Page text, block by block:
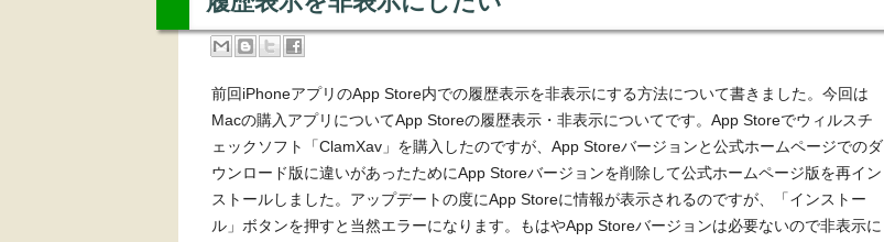
前回iPhoneアプリのApp Store内での履歴表示を非表示にする方法について書きました。今回は
Macの購入アプリについてApp Storeの履歴表示・非表示についてです。App Storeでウィルスチ
ェックソフト「ClamXav 」を購入したのですが、App Storeバージョンと公式ホームページでのダ
ウンロード版に違いがあったためにApp Storeバージョンを削除して公式ホームページ版を再イン
ストールしました。アップデートの度にApp Storeに情報が表示されるのですが、「インストー
ル」ボタンを押すと当然エラーになります。もはやApp Storeバージョンは必要ないので非表示に